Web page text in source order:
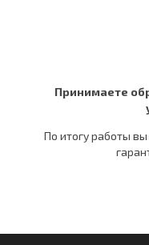
Принимаете
По итогу работы